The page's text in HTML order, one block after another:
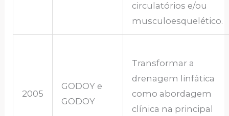
circulatórios e/ou
musculoesquelético.
2005
GODOY e
GODOY
Transformar a
drenagem linfática
como abordagem
clínica na principal